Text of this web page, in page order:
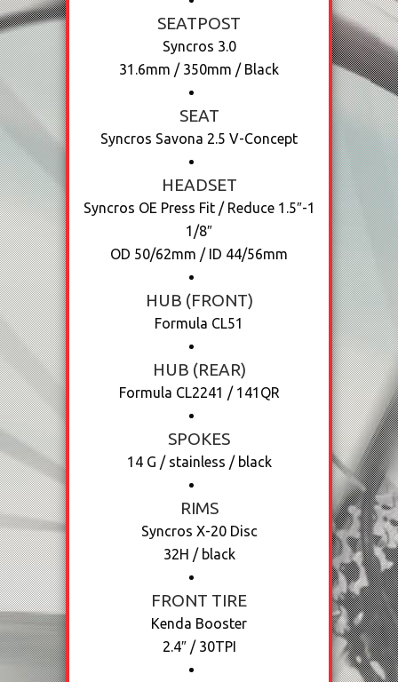
SEATPOST
Syncros 3.0
31.6mm / 350mm / Black
SEAT
Syncros Savona 2.5 V-Concept
HEADSET
Syncros OE Press Fit / Reduce 1.5″-1
1/8″
OD 50/62mm / ID 44/56mm
HUB (FRONT)
Formula CL51
HUB (REAR)
Formula CL2241 / 141QR
SPOKES
14 G / stainless / black
RIMS
Syncros X-20 Disc
32H / black
FRONT TIRE
Kenda Booster
2.4″ / 30TPI